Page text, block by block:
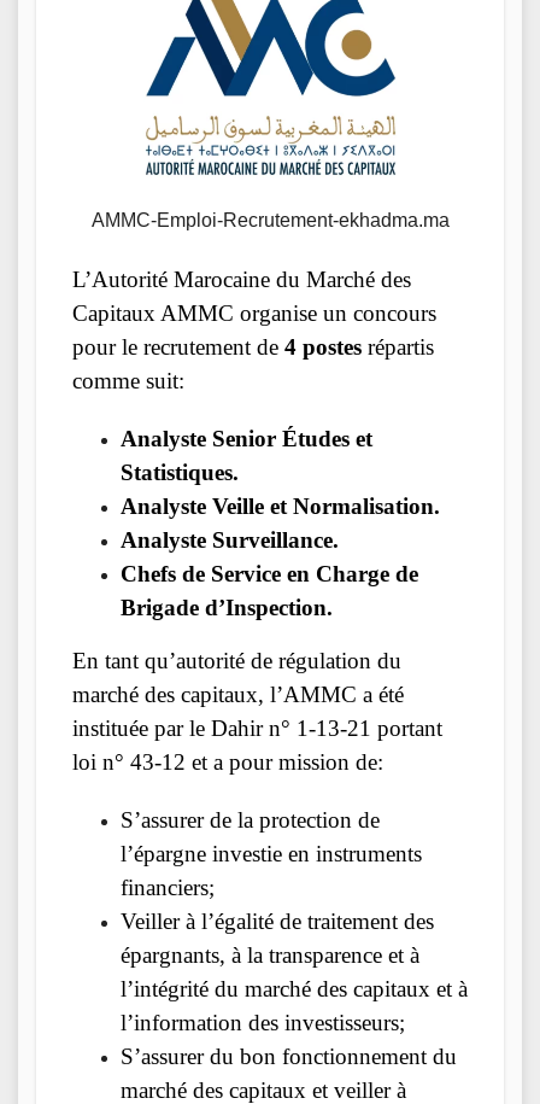
AMMC-Emploi-Recrutement-ekhadma.ma
L’Autorité Marocaine du Marché des
Capitaux AMMC organise un concours
pour le recrutement de 4 postes répartis
comme suit:
Analyste Senior Études et
Statistiques.
Analyste Veille et Normalisation.
Analyste Surveillance.
Chefs de Service en Charge de
Brigade d’Inspection.
En tant qu’autorité de régulation du
marché des capitaux, l’AMMC a été
instituée par le Dahir n° 1-13-21 portant
loi n° 43-12 et a pour mission de:
S’assurer de la protection de
l’épargne investie en instruments
financiers;
Veiller à l’égalité de traitement des
épargnants, à la transparence et à
l’intégrité du marché des capitaux et à
l’information des investisseurs;
S’assurer du bon fonctionnement du
marché des capitaux et veiller à